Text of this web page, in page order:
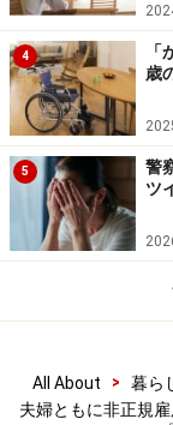
て失敗して、そ
て借金を背負わ
ろ、今後、義
と、夫のきょう
お金に縁のない
「ごく普通」に
してこれほど苦
「私は最低賃金
要のある資格ら
4
歳
5
警
ツ
All About > 暮ら
夫婦ともに非正規